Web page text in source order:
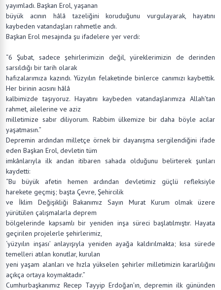
yayımladı. Başkan Erol, yaşanan
büyük acının hâlâ tazeliğini koruduğunu vurgulayarak, hayatını
kaybeden vatandaşları rahmetle andı.
Başkan Erol mesajında şu ifadelere yer verdi:
“6 Şubat, sadece şehirlerimizin değil, yüreklerimizin de derinden
sarsıldığı bir tarih olarak
hafızalarımıza kazındı. Yüzyılın felaketinde binlerce canımızı kaybettik.
Her birinin acısını hâlâ
kalbimizde taşıyoruz. Hayatını kaybeden vatandaşlarımıza Allah’tan
rahmet, ailelerine ve aziz
milletimize sabır diliyorum. Rabbim ülkemize bir daha böyle acılar
yaşatmasın.”
Depremin ardından milletçe örnek bir dayanışma sergilendiğini ifade
eden Başkan Erol, devletin tüm
imkânlarıyla ilk andan itibaren sahada olduğunu belirterek şunları
kaydetti:
“Bu büyük afetin hemen ardından devletimiz güçlü refleksiyle
harekete geçmiş; başta Çevre, Şehircilik
ve İklim Değişikliği Bakanımız Sayın Murat Kurum olmak üzere
yürütülen çalışmalarla deprem
bölgelerinde kapsamlı bir yeniden inşa süreci başlatılmıştır. Hayata
geçirilen projelerle şehirlerimiz,
‘yüzyılın inşası’ anlayışıyla yeniden ayağa kaldırılmakta; kısa sürede
temelleri atılan konutlar, kurulan
yeni yaşam alanları ve hızla yükselen şehirler milletimizin kararlılığını
açıkça ortaya koymaktadır.”
Cumhurbaşkanımız Recep Tayyip Erdoğan’ın, depremin ilk gününden